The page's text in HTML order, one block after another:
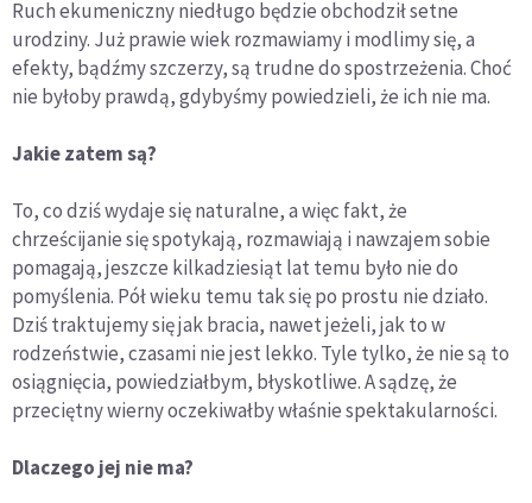
Ruch ekumeniczny niedługo będzie obchodził setne
urodziny. Już prawie wiek rozmawiamy i modlimy się, a
efekty, bądźmy szczerzy, są trudne do spostrzeżenia. Choć
nie byłoby prawdą, gdybyśmy powiedzieli, że ich nie ma.
Jakie zatem są?
To, co dziś wydaje się naturalne, a więc fakt, że
chrześcijanie się spotykają, rozmawiają i nawzajem sobie
pomagają, jeszcze kilkadziesiąt lat temu było nie do
pomyślenia. Pół wieku temu tak się po prostu nie działo.
Dziś traktujemy się jak bracia, nawet jeżeli, jak to w
rodzeństwie, czasami nie jest lekko. Tyle tylko, że nie są to
osiągnięcia, powiedziałbym, błyskotliwe. A sądzę, że
przeciętny wierny oczekiwałby właśnie spektakularności.
Dlaczego jej nie ma?